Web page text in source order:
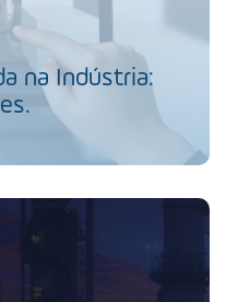
na Indústria: